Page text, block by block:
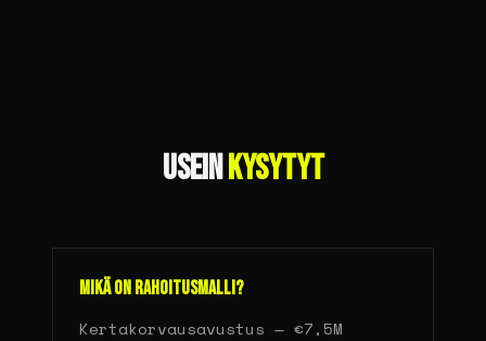
USEINKYSYTYT
Mikä on rahoitusmalli?
Kertakorvausavustus — €7,5M